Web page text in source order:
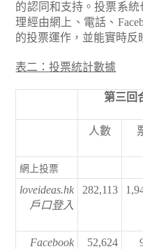
的認同和支持。投票系
理經由網上、電話、
的投票運作，並能實時反
表二：投票統計數據
第三回
人數
網上投票
loveideas.hk
戶口登入
282,113
Facebook
52,624